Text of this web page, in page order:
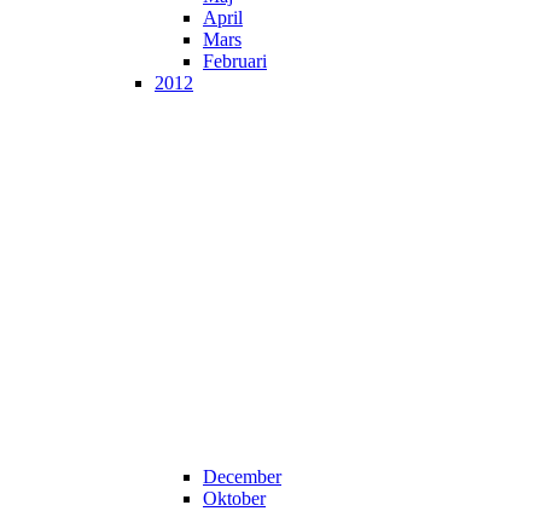
April
Mars
Februari
2012
December
Oktober